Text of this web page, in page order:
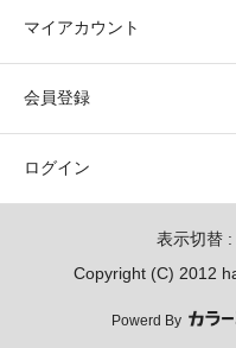
マイアカウント
会員登録
ログイン
表示切替 :
Copyright (C) 2012
Powerd By